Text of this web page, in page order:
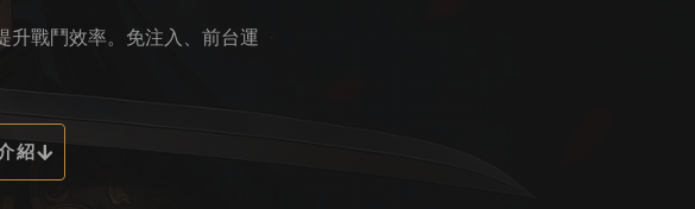
升戰鬥效率。免注入、前台運
紹